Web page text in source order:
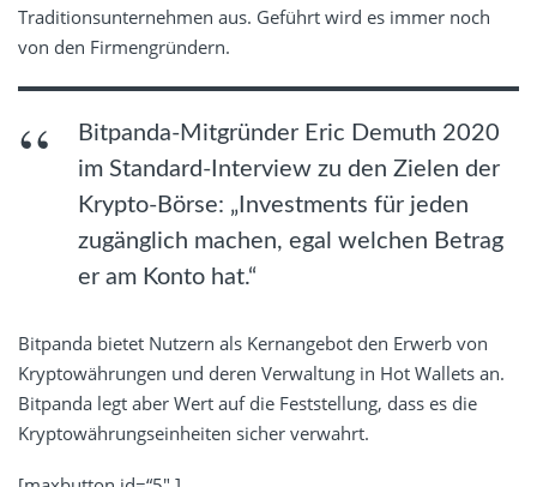
Traditionsunternehmen aus. Geführt wird es immer noch
von den Firmengründern.
Bitpanda-Mitgründer Eric Demuth 2020
im Standard-Interview zu den Zielen der
Krypto-Börse: „Investments für jeden
zugänglich machen, egal welchen Betrag
er am Konto hat.“
Bitpanda bietet Nutzern als Kernangebot den Erwerb von
Kryptowährungen und deren Verwaltung in Hot Wallets an.
Bitpanda legt aber Wert auf die Feststellung, dass es die
Kryptowährungseinheiten sicher verwahrt.